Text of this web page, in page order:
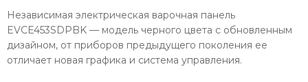
Независимая электрическая варочная панель
EVCE453SDPBK — модель черного цвета с обновленным
дизайном, от приборов предыдущего поколения ее
отличает новая графика и система управления.